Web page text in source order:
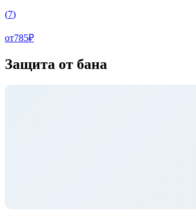
(7)
от785₽
Защита от бана